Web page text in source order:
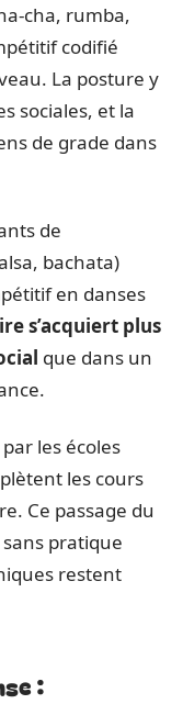
cha, rumba,
codifié
La posture y
sociales, et la
de grade dans
de
bachata)
en danses
s’acquiert plus
que dans un
les écoles
les cours
Ce passage du
pratique
restent
: